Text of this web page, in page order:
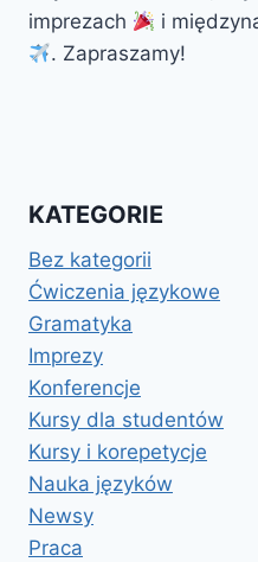
imprezach
i
. Zapraszamy!
KATEGORIE
Bez kategorii
Ćwiczenia językowe
Gramatyka
Imprezy
Konferencje
Kursy dla studentów
Kursy i korepetycje
Nauka języków
Newsy
Praca